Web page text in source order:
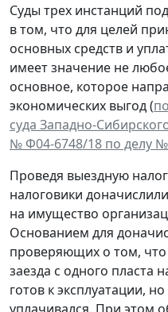
Суды трех инстанций
в том, что для целей
основных средств и
имеет значение не
основное, которое
экономических выгод (
суда Западно-
№ Ф04-6748/18 по делу
Проведя выездную
налоговики
на имущество
Основанием для
проверяющих о том,
заезда с одного пласта
готов к эксплуатации,